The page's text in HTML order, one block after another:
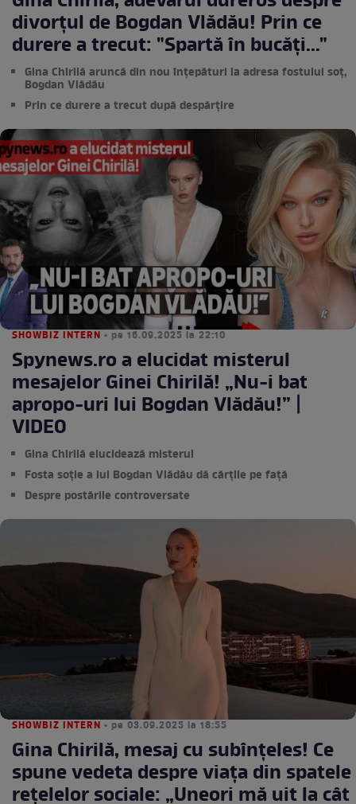
divorțul de Bogdan Vlădău! Prin ce
durere a trecut: "Spartă în bucăți..."
Gina Chirilă aruncă din nou înțepături la adresa fostului soț,
Bogdan Vlădău
Prin ce durere a trecut după despărțire
SHOWBIZ INTERN • pe 16.09.2025 la 22:10
Spynews.ro a elucidat misterul
mesajelor Ginei Chirilă! „Nu-i bat
apropo-uri lui Bogdan Vlădău!” |
VIDEO
Gina Chirilă elucidează misterul
Fosta soție a lui Bogdan Vlădău dă cărțile pe față
Despre postările controversate
SHOWBIZ INTERN • pe 03.09.2025 la 18:55
Gina Chirilă, mesaj cu subînțeles! Ce
spune vedeta despre viața din spatele
rețelelor sociale: „Uneori mă uit la cât